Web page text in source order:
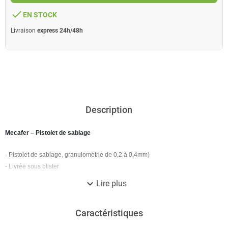
done EN STOCK
Livraison express 24h/48h
Description
Mecafer – Pistolet de sablage
- Pistolet de sablage, granulométrie de 0,2 à 0,4mm)
- Livrée sous blister
expand_more Lire plus
Caractéristiques